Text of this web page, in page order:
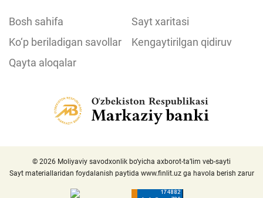
Bosh sahifa
Sayt xaritasi
Ko‘p beriladigan savollar
Kengaytirilgan qidiruv
Qayta aloqalar
© 2026 Moliyaviy savodxonlik bo‘yicha axborot-ta’lim veb-sayti
Sayt materiallaridan foydalanish paytida www.finlit.uzga havola berish zarur